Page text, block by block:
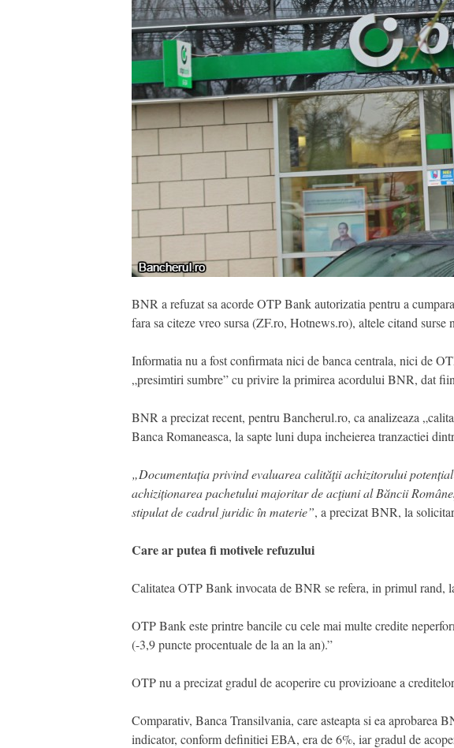
BNR a refuzat sa acorde OTP Bank autorizatia pentru a
fara sa citeze vreo sursa (ZF.ro, Hotnews.ro), altele citand
Informatia nu a fost confirmata nici de banca centrala, nici de
„presimtiri sumbre” cu privire la primirea acordului BNR, dat
BNR a precizat recent, pentru Bancherul.ro, ca analizeaza
Banca Romaneasca, la sapte luni dupa incheierea tranzactiei
„Documentația privind evaluarea calităţii achizitorului
achiziționarea pachetului majoritar de acţiuni al Băncii
stipulat de cadrul juridic în materie”, a precizat BNR, la
Care ar putea fi motivele refuzului
Calitatea OTP Bank invocata de BNR se refera, in primul
OTP Bank este printre bancile cu cele mai multe credite
(-3,9 puncte procentuale de la an la an).”
OTP nu a precizat gradul de acoperire cu provizioane a
Comparativ, Banca Transilvania, care asteapta si ea aprobarea
indicator, conform definitiei EBA, era de 6%, iar gradul de